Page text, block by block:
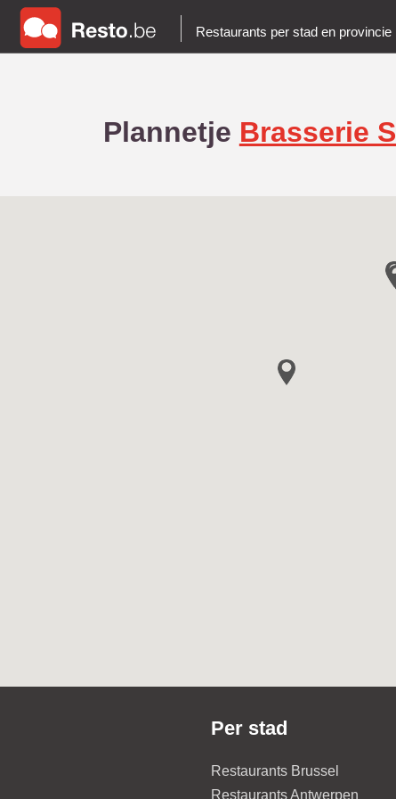
Restaurants per stad en provincie
Plannetje Brasserie
Per stad
Restaurants Brussel
Restaurants Antwerpen